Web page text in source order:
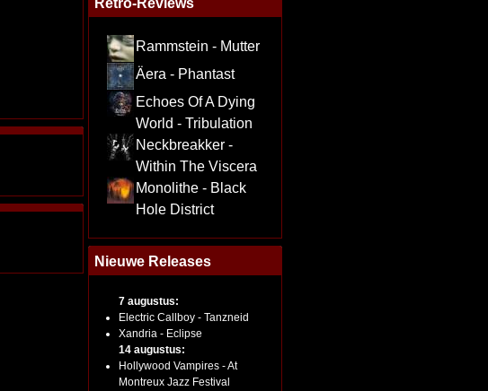
Rammstein - Mutter
Äera - Phantast
Echoes Of A Dying
World - Tribulation
Neckbreakker -
Within The Viscera
Monolithe - Black
Hole District
Nieuwe Releases
7 augustus:
Electric Callboy - Tanzneid
Xandria - Eclipse
14 augustus:
Hollywood Vampires - At
Montreux Jazz Festival